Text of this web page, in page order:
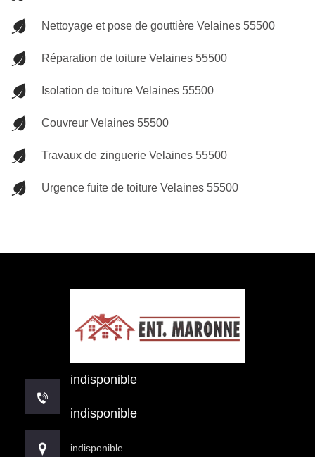
Nettoyage et pose de gouttière Velaines 55500
Réparation de toiture Velaines 55500
Isolation de toiture Velaines 55500
Couvreur Velaines 55500
Travaux de zinguerie Velaines 55500
Urgence fuite de toiture Velaines 55500
indisponible
indisponible
indisponible